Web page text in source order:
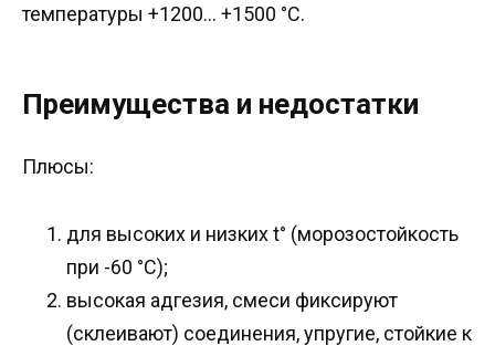
температуры +1200… +1500 °C.
Преимущества и недостатки
Плюсы:
для высоких и низких t° (морозостойкость
при -60 °C);
высокая адгезия, смеси фиксируют
(склеивают) соединения, упругие, стойкие к